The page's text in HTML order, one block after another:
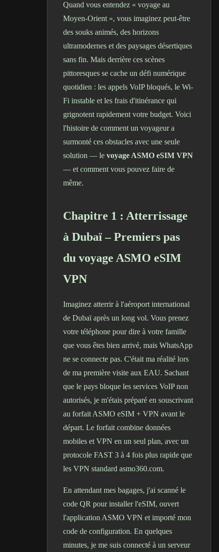
Quand vous entendez « voyage au
Moyen-Orient », vous imaginez peut-être
des souks animés, des horizons
ultramodernes et des paysages désertiques
sans fin. Mais derrière ces scènes
pittoresques se cache un défi numérique
quotidien : les appels VoIP bloqués, le Wi-
Fi instable et les frais d'itinérance qui
grignotent rapidement votre budget. Voici
l'histoire de comment un voyageur a
surmonté ces obstacles avec une seule
solution — le voyage ASMO eSIM VPN
— et comment vous pouvez faire de
même.
Chapitre 1 : Atterrissage
à Dubaï – Premiers pas
du voyage ASMO eSIM
VPN
Imaginez atterrir à l'aéroport international
de Dubaï après un long vol. Vous prenez
votre téléphone pour dire à votre famille
que vous êtes bien arrivé, mais WhatsApp
ne se connecte pas. C'était ma réalité lors
de ma première visite aux EAU. Sachant
que le pays bloque les services VoIP non
autorisés, je m'étais préparé en souscrivant
au forfait ASMO eSIM + VPN avant le
départ. Le forfait combine données
mobiles et VPN en un seul plan, avec un
protocole FAST 3 à 4 fois plus rapide que
les VPN standard asmo360.com.
En attendant mes bagages, j'ai scanné le
code QR pour installer l'eSIM, ouvert
l'application ASMO VPN et importé mon
code de configuration. En quelques
minutes, je me suis connecté à un serveur